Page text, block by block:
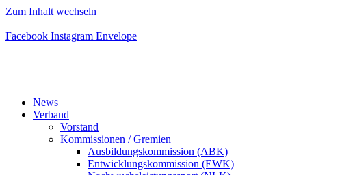
Zum Inhalt wechseln
Facebook Instagram Envelope
News
Verband
Vorstand
Kommissionen / Gremien
Ausbildungskommission (ABK)
Entwicklungskommission (EWK)